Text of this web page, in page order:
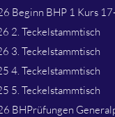
Beginn BHP 1 Kurs
2. Teckelstammtisch
3. Teckelstammtisch
4. Teckelstammtisch
5. Teckelstammtisch
BHPrüfungen